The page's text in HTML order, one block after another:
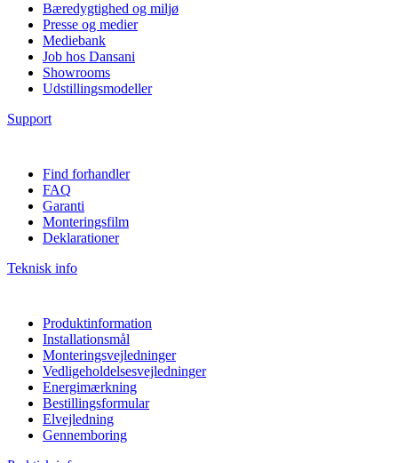
Bæredygtighed og miljø
Presse og medier
Mediebank
Job hos Dansani
Showrooms
Udstillingsmodeller
Support
Find forhandler
FAQ
Garanti
Monteringsfilm
Deklarationer
Teknisk info
Produktinformation
Installationsmål
Monteringsvejledninger
Vedligeholdelsesvejledninger
Energimærkning
Bestillingsformular
Elvejledning
Gennemboring